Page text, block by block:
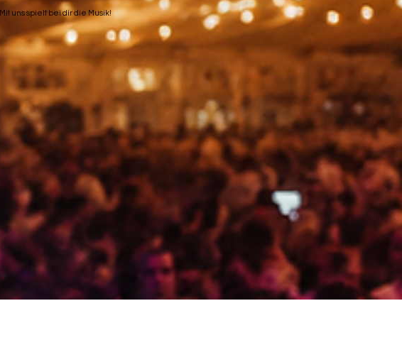
Mit uns spielt bei dir die Musik!